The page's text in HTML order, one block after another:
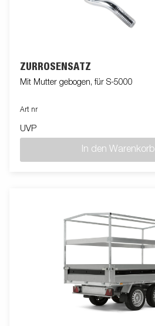
ZURRÖSENSATZ
Mit Mutter gebogen, für S-5000
Art nr
UVP
In den Warenkorb